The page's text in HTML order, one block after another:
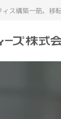
ス構築一筋。移